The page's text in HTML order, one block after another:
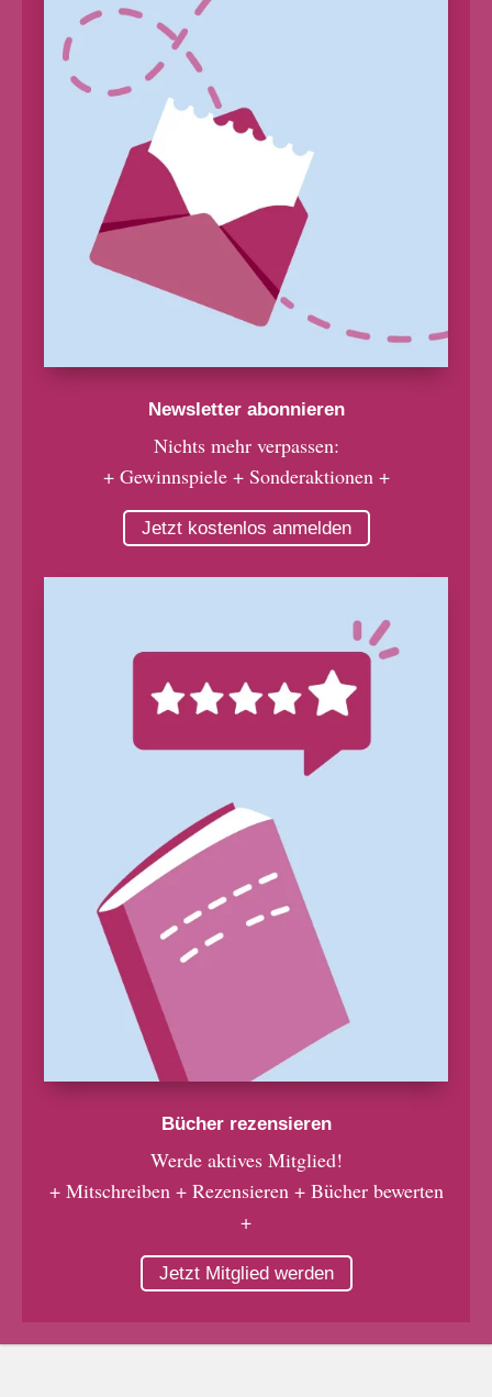
Newsletter abonnieren
Nichts mehr verpassen:
+ Gewinnspiele + Sonderaktionen +
Jetzt kostenlos anmelden
Bücher rezensieren
Werde aktives Mitglied!
+ Mitschreiben + Rezensieren + Bücher bewerten
+
Jetzt Mitglied werden